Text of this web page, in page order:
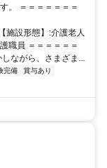
。 ＝＝＝＝＝＝＝
施設形態】:介護老人
職員 ＝＝＝＝＝＝
ながら、さまざま...
完備
賞与あり